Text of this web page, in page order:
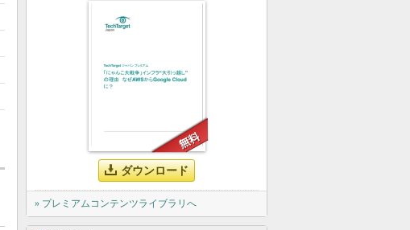
ダウンロード
» プレミアムコンテンツライブラリへ